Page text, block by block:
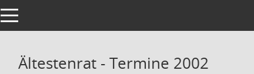
Toggle navigation
Ältestenrat - Termine 2002